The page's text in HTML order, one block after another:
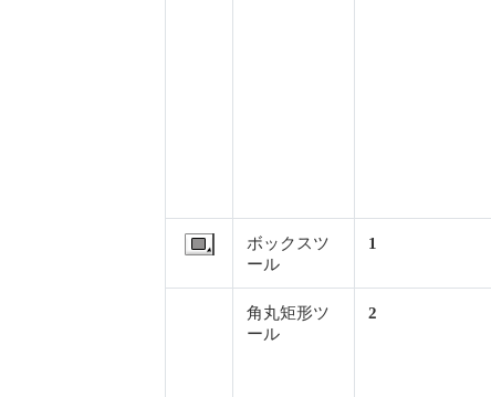
ボックスツ
ール
1
角丸矩形ツ
ール
2